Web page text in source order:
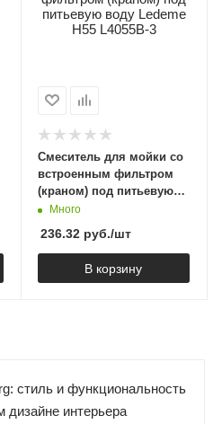
Смеситель для мойки со
встроенным фильтром
(краном) под питьевую
воду Ledeme H55 L4055B-
Много
236.32руб./шт
В корзину